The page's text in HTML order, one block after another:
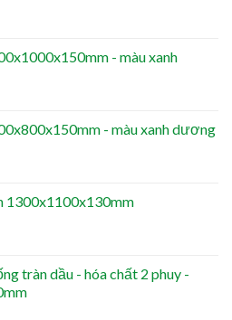
- màu xanh
- màu xanh dương
1300x1100x130mm
tràn dầu - hóa chất 2 phuy -